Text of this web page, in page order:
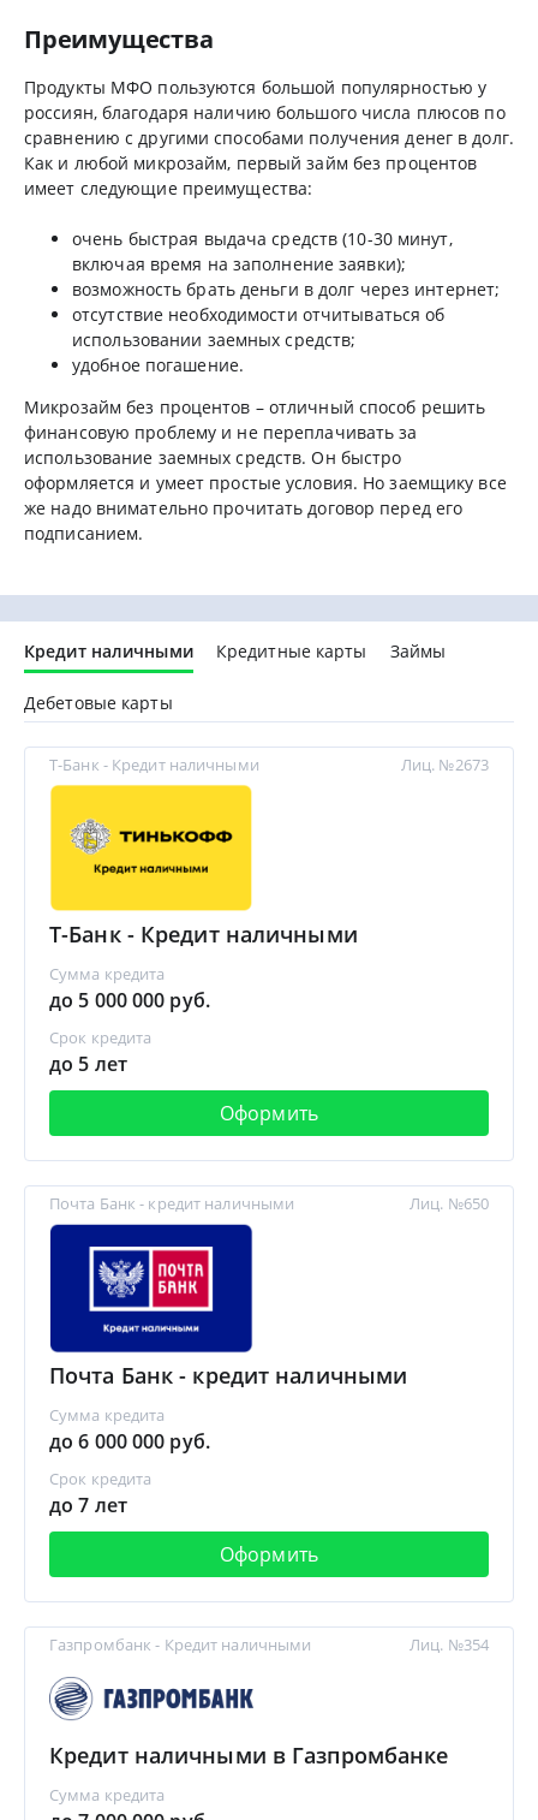
Преимущества
Продукты МФО пользуются большой популярностью у
россиян, благодаря наличию большого числа плюсов по
сравнению с другими способами получения денег в долг.
Как и любой микрозайм, первый займ без процентов
имеет следующие преимущества:
очень быстрая выдача средств (10-30 минут,
включая время на заполнение заявки);
возможность брать деньги в долг через интернет;
отсутствие необходимости отчитываться об
использовании заемных средств;
удобное погашение.
Микрозайм без процентов – отличный способ решить
финансовую проблему и не переплачивать за
использование заемных средств. Он быстро
оформляется и умеет простые условия. Но заемщику все
же надо внимательно прочитать договор перед его
подписанием.
Кредит наличными Кредитные карты Займы
Дебетовые карты
Т-Банк - Кредит наличными
Т-Банк - Кредит наличными
Сумма кредита
до 5 000 000 руб.
Срок кредита
до 5 лет
Оформить
Лиц. №2673
Почта Банк - кредит наличными
Почта Банк - кредит наличными
Сумма кредита
до 6 000 000 руб.
Срок кредита
до 7 лет
Оформить
Лиц. №650
Газпромбанк - Кредит наличными
Кредит наличными в Газпромбанке
Сумма кредита
Лиц. №354